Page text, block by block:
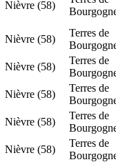
Nièvre (58)
Nièvre (58)
Terres de
Nièvre (58)
Terres de
Nièvre (58)
Terres de
Nièvre (58)
Terres de
Nièvre (58)
Terres de